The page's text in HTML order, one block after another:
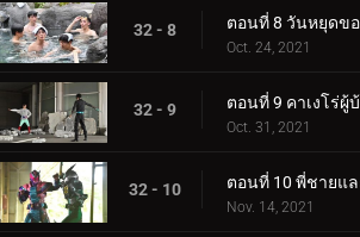
32 - 8
Oct. 24, 2021
32 - 9
Oct. 31, 2021
32 - 10
Nov. 14, 2021